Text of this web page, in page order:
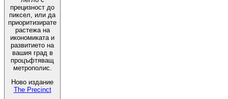
прецизност до
пиксел, или да
приоритизирате
растежа на
икономиката и
развитието на
вашия град в
процъфтяващ
метрополис.
Ново издание
The Precinct